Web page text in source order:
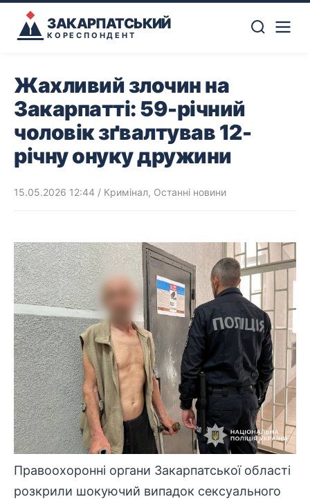
ЗАКАРПАТСЬКИЙ
КОРЕСПОНДЕНТ
Жахливий злочин на
Закарпатті: 59-річний
чоловік зґвалтував 12-
річну онуку дружини
15.05.2026 12:44 / Кримінал, Останні новини
Правоохоронні органи Закарпатської області
розкрили шокуючий випадок сексуального